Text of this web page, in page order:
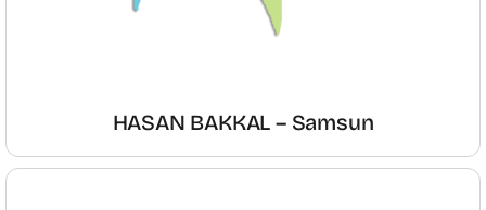
HASAN BAKKAL – Samsun